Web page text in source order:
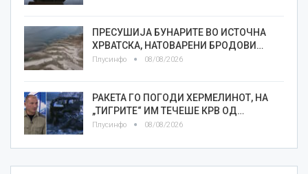
ПРЕСУШИЈА БУНАРИТЕ ВО ИСТОЧНА
ХРВАТСКА, НАТОВАРЕНИ БРОДОВИ…
Плусинфо 08/08/2026
РАКЕТА ГО ПОГОДИ ХЕРМЕЛИНОТ, НА
„ТИГРИТЕ“ ИМ ТЕЧЕШЕ КРВ ОД…
Плусинфо 08/08/2026